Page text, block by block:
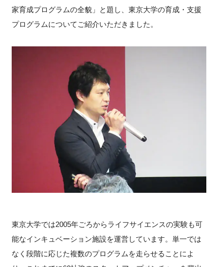
特別会員
イベントお知らせメール登録
家育成プログラムの全貌」と題し、東京大学の育成・支援
プログラムについてご紹介いただきました。
東京大学では2005年ごろからライフサイエンスの実験も可
能なインキュベーション施設を運営しています。単一では
なく段階に応じた複数のプログラムを走らせることによ